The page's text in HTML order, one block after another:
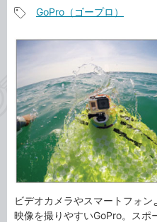
事
カ
リ
事
タ
GoPro（ゴープロ）
ビデオカメラやスマートフォ
映像を撮りやすいGoPro。スポ